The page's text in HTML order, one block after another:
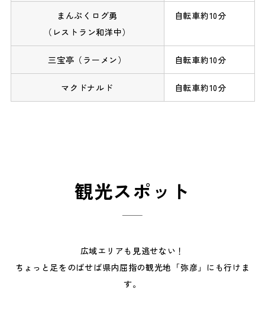
まんぷくログ勇
（レストラン和洋中）
自転車約10分
三宝亭（ラーメン） 自転車約10分
マクドナルド 自転車約10分
観光スポット
広域エリアも見逃せない！
ちょっと足をのばせば県内屈指の観光地「弥彦」にも行けま
す。